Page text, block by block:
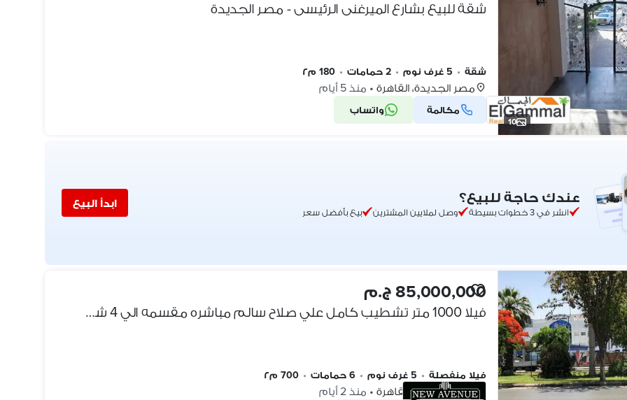
10
شقة للبيع بشارع الميرغنى الرئيسى - مصر الجديدة
شقة • 5 غرف نوم • 2 حمامات • 180 م٢
مصر الجديدة، القاهرة • منذ 5 أيام
مكالمة واتساب
عندك حاجة للبيع؟
انشر في 3 خطوات بسيطة وصل لملايين المشترين بيع بأفضل سعر
ابدأ البيع
85,000,000 ج.م
فيلا 1000 متر تشطيب كامل علي صلاح سالم مباشره مقسمه الي 4 شقق منفصله
فيلا منفصلة • 5 غرف نوم • 6 حمامات • 700 م٢
مصر الجديدة، القاهرة • منذ 2 أيام